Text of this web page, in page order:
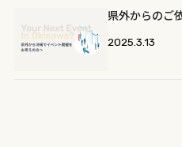
県外からのご
2025.3.13